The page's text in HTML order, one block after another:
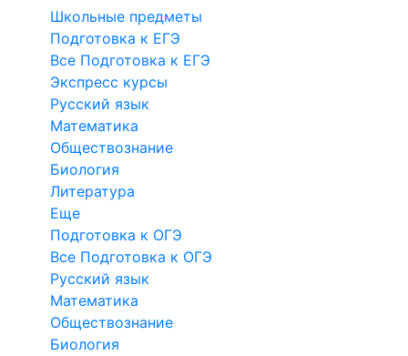
Школьные предметы
Подготовка к ЕГЭ
Все Подготовка к ЕГЭ
Экспресс курсы
Русский язык
Математика
Обществознание
Биология
Литература
Еще
Подготовка к ОГЭ
Все Подготовка к ОГЭ
Русский язык
Математика
Обществознание
Биология